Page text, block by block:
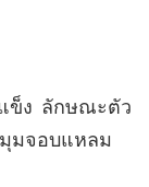
ข็ง ลักษณะตัว
มจอบแหลม